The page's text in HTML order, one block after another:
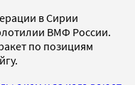
в Сирии
ВМФ России.
по позициям